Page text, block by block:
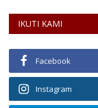
IKUTI KAMI
Facebook
Instagram